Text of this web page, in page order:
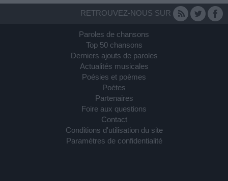
RETROUVEZ-NOUS SUR
Paroles de chansons
Top 50 chansons
Derniers ajouts de paroles
Actualités musicales
Poésies et poèmes
Poètes
Partenaires
Foire aux questions
Contact
Conditions d'utilisation du site
Paramètres de confidentialité